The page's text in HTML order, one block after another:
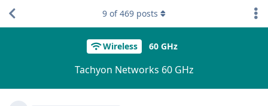
Wireless 60 GHz
Tachyon Networks 60 GHz
9 of469 posts